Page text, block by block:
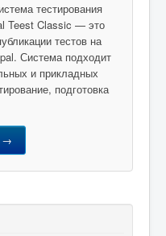
тестирования
Teest Classic — это
тестов на
Система подходит
и прикладных
подготовка
→